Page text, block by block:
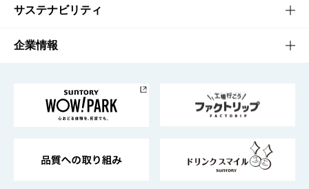
商品発売情報
栄養成分一覧
キャンペーン
工場見学
地域情報
文化・スポーツTOP
サントリーホール
サントリーサンバーズ大阪
サステナビリティ
サステナビリティTOP
サントリーが考えるサステナビリティ経営
企業情報
企業概要